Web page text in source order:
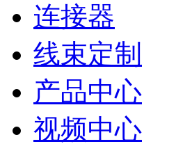
连接器
线束定制
产品中心
视频中心